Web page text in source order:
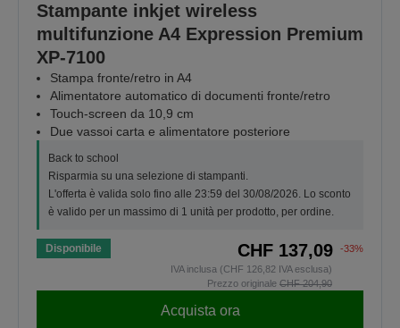
Stampante inkjet wireless
multifunzione A4 Expression Premium
XP‑7100
Stampa fronte/retro in A4
Alimentatore automatico di documenti fronte/retro
Touch-screen da 10,9 cm
Due vassoi carta e alimentatore posteriore
Back to school
Risparmia su una selezione di stampanti.
L'offerta è valida solo fino alle 23:59 del 30/08/2026. Lo sconto
è valido per un massimo di 1 unità per prodotto, per ordine.
Disponibile CHF 137,09
-33%
IVA inclusa (CHF 126,82 IVA esclusa)
Prezzo originale CHF 204,90
Acquista ora